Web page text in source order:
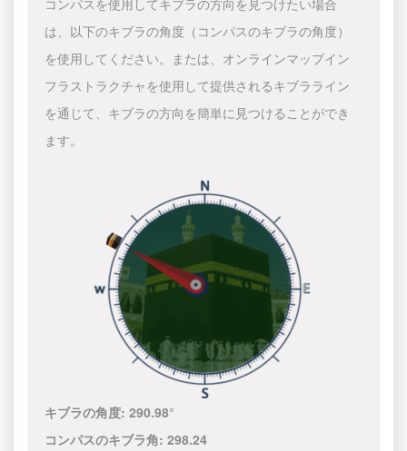
コンパスを使用してキブラの方向を見つけたい場合
は、以下のキブラの角度（コンパスのキブラの角度）
を使用してください。または、オンラインマップイン
フラストラクチャを使用して提供されるキブラライン
を通じて、キブラの方向を簡単に見つけることができ
ます。
キブラの角度:290.98°
コンパスのキブラ角:298.24